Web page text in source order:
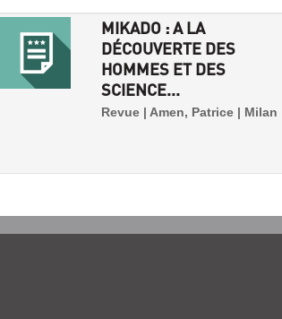
MIKADO : A LA
DÉCOUVERTE DES
HOMMES ET DES
SCIENCE...
Revue | Amen, Patrice | Milan